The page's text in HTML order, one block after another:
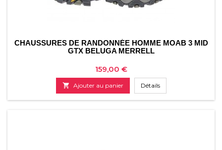
CHAUSSURES DE RANDONNÉE HOMME MOAB 3 MID
GTX BELUGA MERRELL
Prix
159,00 €
 Ajouter au panier Détails